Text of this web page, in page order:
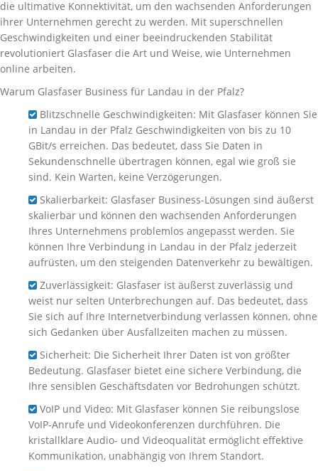
die ultimative Konnektivität, um den wachsenden Anforderungen
ihrer Unternehmen gerecht zu werden. Mit superschnellen
Geschwindigkeiten und einer beeindruckenden Stabilität
revolutioniert Glasfaser die Art und Weise, wie Unternehmen
online arbeiten.
Warum Glasfaser Business für Landau in der Pfalz?
Blitzschnelle Geschwindigkeiten: Mit Glasfaser können Sie
in Landau in der Pfalz Geschwindigkeiten von bis zu 10
GBit/s erreichen. Das bedeutet, dass Sie Daten in
Sekundenschnelle übertragen können, egal wie groß sie
sind. Kein Warten, keine Verzögerungen.
Skalierbarkeit: Glasfaser Business-Lösungen sind äußerst
skalierbar und können den wachsenden Anforderungen
Ihres Unternehmens problemlos angepasst werden. Sie
können Ihre Verbindung in Landau in der Pfalz jederzeit
aufrüsten, um den steigenden Datenverkehr zu bewältigen.
Zuverlässigkeit: Glasfaser ist äußerst zuverlässig und
weist nur selten Unterbrechungen auf. Das bedeutet, dass
Sie sich auf Ihre Internetverbindung verlassen können, ohne
sich Gedanken über Ausfallzeiten machen zu müssen.
Sicherheit: Die Sicherheit Ihrer Daten ist von größter
Bedeutung. Glasfaser bietet eine sichere Verbindung, die
Ihre sensiblen Geschäftsdaten vor Bedrohungen schützt.
VoIP und Video: Mit Glasfaser können Sie reibungslose
VoIP-Anrufe und Videokonferenzen durchführen. Die
kristallklare Audio- und Videoqualität ermöglicht effektive
Kommunikation, unabhängig von Ihrem Standort.